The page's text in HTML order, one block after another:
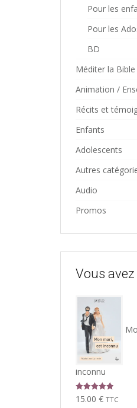
Pour les
Pour les
BD
Méditer la Bible
Animation /
Récits et
Enfants
Adolescents
Autres
Audio
Promos
Vous
inconnu
Note 5.00
15.00 € TTC